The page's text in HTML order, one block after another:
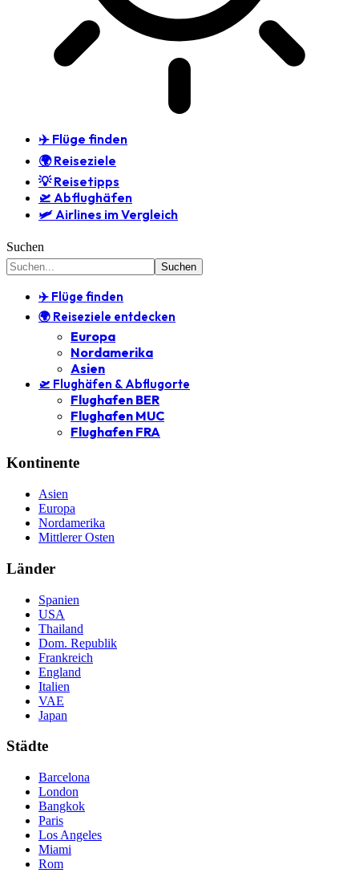
✈️ Flüge finden
🌍 Reiseziele
💡 Reisetipps
🛫 Abflughäfen
🛩️ Airlines im Vergleich
Suchen
✈️ Flüge finden
🌍 Reiseziele entdecken
Europa
Nordamerika
Asien
🛫 Flughäfen & Abflugorte
Flughafen BER
Flughafen MUC
Flughafen FRA
Kontinente
Asien
Europa
Nordamerika
Mittlerer Osten
Länder
Spanien
USA
Thailand
Dom. Republik
Frankreich
England
Italien
VAE
Japan
Städte
Barcelona
London
Bangkok
Paris
Los Angeles
Miami
Rom